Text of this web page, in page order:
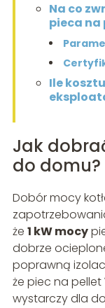
Na co
pieca na
Ile
Jak
do domu?
Dobór mocy
że 1 kW mocy
dobrze
poprawną
że piec na pellet
wystarczy dla